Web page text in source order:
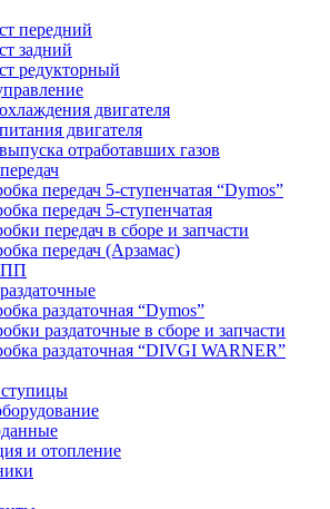
передний
задний
редукторный
двигателя
двигателя
отработавших газов
передач 5-ступенчатая “Dymos”
передач 5-ступенчатая
передач в сборе и запчасти
передач (Арзамас)
раздаточная “Dymos”
раздаточные в сборе и запчасти
раздаточная “DIVGI WARNER”
и отопление